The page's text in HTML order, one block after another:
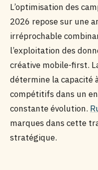
L’optimisation des
2026 repose sur une
irréprochable
l’exploitation des
créative mobile-first.
détermine la capacité
compétitifs dans un
constante évolution.
marques dans cette
stratégique.